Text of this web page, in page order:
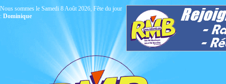
Nous sommes le Samedi 8 Août 2026, Fête du jour
: Dominique